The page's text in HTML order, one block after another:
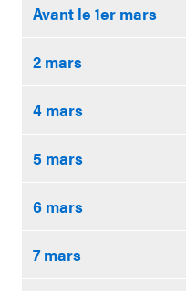
Avant le 1er mars
2 mars
4 mars
5 mars
6 mars
7 mars